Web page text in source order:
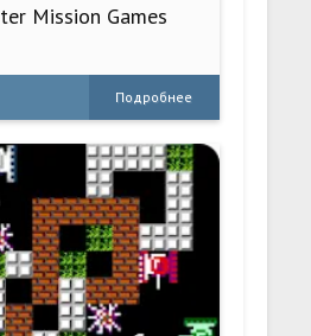
Mission Games
Подробнее